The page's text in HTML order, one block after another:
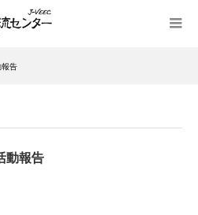
告
動報告